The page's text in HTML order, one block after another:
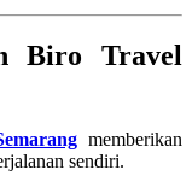
Biro Travel
memberikan
sendiri.